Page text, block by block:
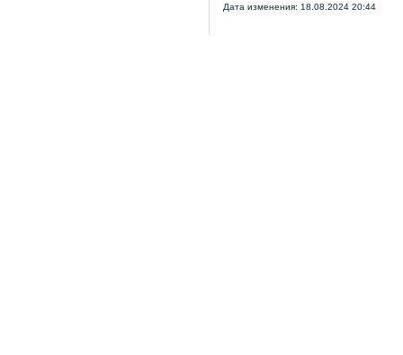
Дата изменения: 18.08.2024 20:44